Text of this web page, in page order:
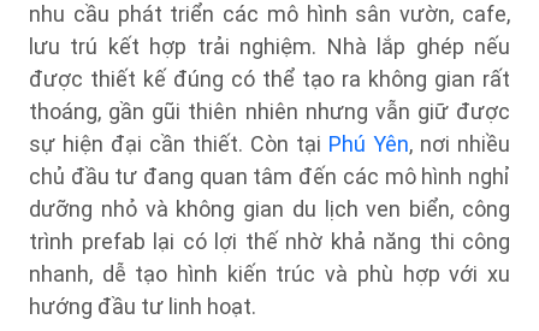
nhu cầu phát triển các mô hình sân vườn, cafe,
lưu trú kết hợp trải nghiệm. Nhà lắp ghép nếu
được thiết kế đúng có thể tạo ra không gian rất
thoáng, gần gũi thiên nhiên nhưng vẫn giữ được
sự hiện đại cần thiết. Còn tại Phú Yên, nơi nhiều
chủ đầu tư đang quan tâm đến các mô hình nghỉ
dưỡng nhỏ và không gian du lịch ven biển, công
trình prefab lại có lợi thế nhờ khả năng thi công
nhanh, dễ tạo hình kiến trúc và phù hợp với xu
hướng đầu tư linh hoạt.